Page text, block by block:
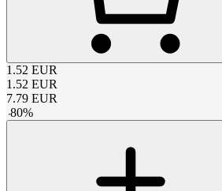
1.52 EUR
1.52 EUR
7.79 EUR
-80%